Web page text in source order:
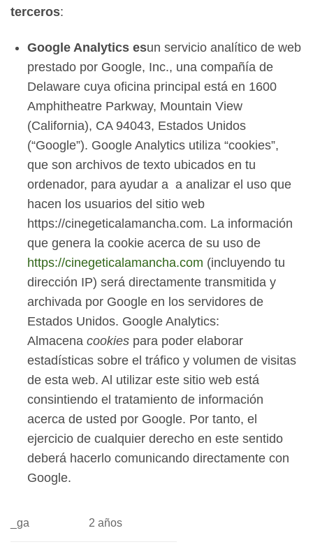
terceros:
Google Analytics esun servicio analítico de web
prestado por Google, Inc., una compañía de
Delaware cuya oficina principal está en 1600
Amphitheatre Parkway, Mountain View
(California), CA 94043, Estados Unidos
(“Google”). Google Analytics utiliza “cookies”,
que son archivos de texto ubicados en tu
ordenador, para ayudar a a analizar el uso que
hacen los usuarios del sitio web
https://cinegeticalamancha.com. La información
que genera la cookie acerca de su uso de
https://cinegeticalamancha.com (incluyendo tu
dirección IP) será directamente transmitida y
archivada por Google en los servidores de
Estados Unidos. Google Analytics:
Almacena cookiespara poder elaborar
estadísticas sobre el tráfico y volumen de visitas
de esta web. Al utilizar este sitio web está
consintiendo el tratamiento de información
acerca de usted por Google. Por tanto, el
ejercicio de cualquier derecho en este sentido
deberá hacerlo comunicando directamente con
Google.
_ga 2 años